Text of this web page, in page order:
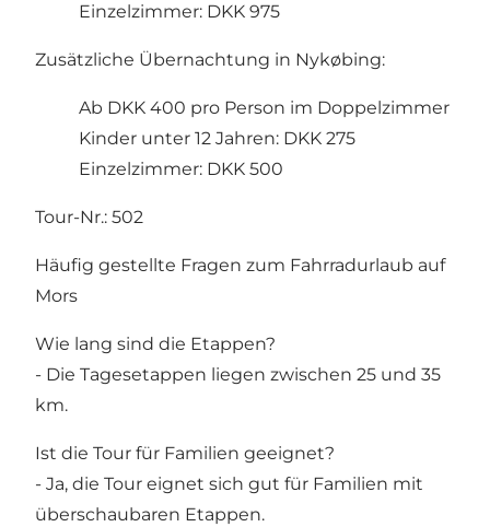
Einzelzimmer: DKK 975
Zusätzliche Übernachtung in Nykøbing:
Ab DKK 400 pro Person im Doppelzimmer
Kinder unter 12 Jahren: DKK 275
Einzelzimmer: DKK 500
Tour-Nr.: 502
Häufig gestellte Fragen zum Fahrradurlaub auf
Mors
Wie lang sind die Etappen?
- Die Tagesetappen liegen zwischen 25 und 35
km.
Ist die Tour für Familien geeignet?
- Ja, die Tour eignet sich gut für Familien mit
überschaubaren Etappen.